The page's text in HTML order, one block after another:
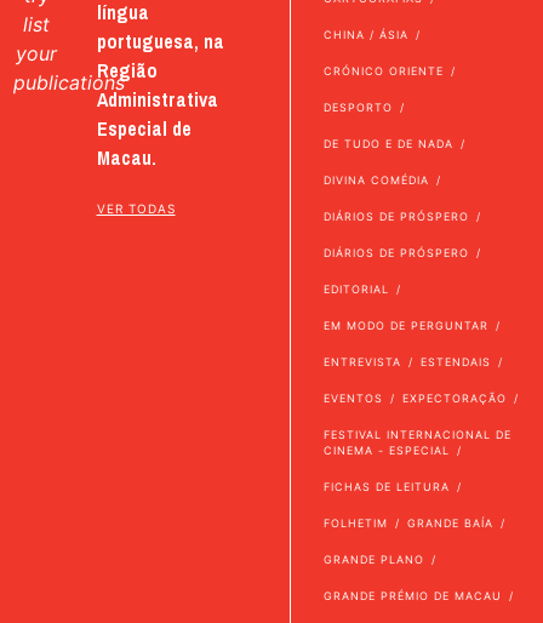
list
your
publications
língua
portuguesa, na
Região
Administrativa
Especial de
Macau.
VER TODAS
CHINA / ÁSIA
CRÓNICO ORIENTE
DESPORTO
DE TUDO E DE NADA
DIVINA COMÉDIA
DIÁRIOS DE PRÓSPERO
DIÁRIOS DE PRÓSPERO
EDITORIAL
EM MODO DE PERGUNTAR
ENTREVISTA ESTENDAIS
EVENTOS EXPECTORAÇÃO
FESTIVAL INTERNACIONAL DE
CINEMA - ESPECIAL
FICHAS DE LEITURA
FOLHETIM GRANDE BAÍA
GRANDE PLANO
GRANDE PRÉMIO DE MACAU